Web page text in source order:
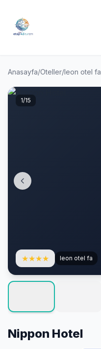
Anasayfa/Oteller/leon otel fa
★★★★ leon otel fa
1/15
Nippon Hotel